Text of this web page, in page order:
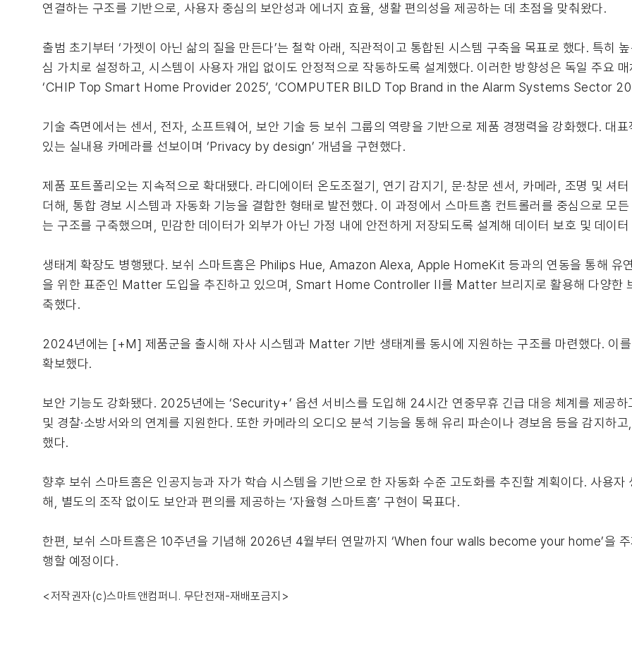
연결하는 구조를 기반으로, 사용자 중심의 보안성과 에너지 효율, 생활 편의성을 제공하는 데 초점을 맞춰왔다.
출범 초기부터 ‘가젯이 아닌 삶의 질을 만든다’는 철학 아래, 직관적이고 통합된 시스템 구축을 목표로 했다. 특히
심 가치로 설정하고, 시스템이 사용자 개입 없이도 안정적으로 작동하도록 설계했다. 이러한 방향성은 독일 주요
‘CHIP Top Smart Home Provider 2025’, ‘COMPUTER BILD Top Brand in the Alarm Systems Sector
기술 측면에서는 센서, 전자, 소프트웨어, 보안 기술 등 보쉬 그룹의 역량을 기반으로 제품 경쟁력을 강화했다. 대
있는 실내용 카메라를 선보이며 ‘Privacy by design’ 개념을 구현했다.
제품 포트폴리오는 지속적으로 확대됐다. 라디에이터 온도조절기, 연기 감지기, 문·창문 센서, 카메라, 조명 및 셔
더해, 통합 경보 시스템과 자동화 기능을 결합한 형태로 발전했다. 이 과정에서 스마트홈 컨트롤러를 중심으로 모
는 구조를 구축했으며, 민감한 데이터가 외부가 아닌 가정 내에 안전하게 저장되도록 설계해 데이터 보호 및 데이
생태계 확장도 병행됐다. 보쉬 스마트홈은 Philips Hue, Amazon Alexa, Apple HomeKit 등과의 연동을 통해 유
을 위한 표준인 Matter 도입을 추진하고 있으며, Smart Home Controller II를 Matter 브리지로 활용해 다양한
축했다.
2024년에는 [+M] 제품군을 출시해 자사 시스템과 Matter 기반 생태계를 동시에 지원하는 구조를 마련했다. 이
확보했다.
보안 기능도 강화됐다. 2025년에는 ‘Security+’ 옵션 서비스를 도입해 24시간 연중무휴 긴급 대응 체계를 제공
및 경찰·소방서와의 연계를 지원한다. 또한 카메라의 오디오 분석 기능을 통해 유리 파손이나 경보음 등을 감지하
했다.
향후 보쉬 스마트홈은 인공지능과 자가 학습 시스템을 기반으로 한 자동화 수준 고도화를 추진할 계획이다. 사용
해, 별도의 조작 없이도 보안과 편의를 제공하는 ‘자율형 스마트홈’ 구현이 목표다.
한편, 보쉬 스마트홈은 10주년을 기념해 2026년 4월부터 연말까지 ‘When four walls become your home’을 주
행할 예정이다.
<저작권자(c)스마트앤컴퍼니. 무단전재-재배포금지>